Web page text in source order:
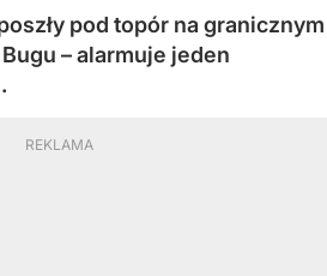
pod topór na granicznym
– alarmuje jeden